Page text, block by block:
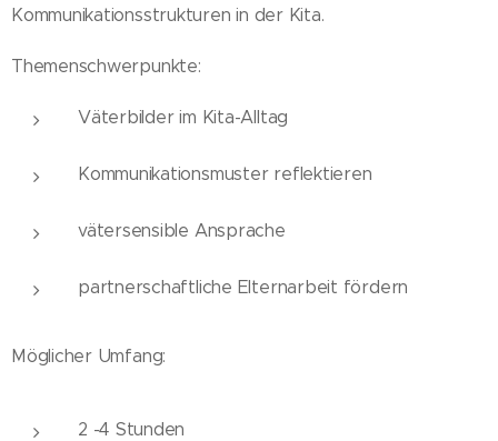
Kommunikationsstrukturen in der Kita.
Themenschwerpunkte:
Väterbilder im Kita-Alltag
Kommunikationsmuster reflektieren
vätersensible Ansprache
partnerschaftliche Elternarbeit fördern
Möglicher Umfang:
2 -4 Stunden